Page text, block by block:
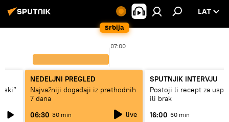
Srbija
LAT
07:00
NEDELJNI PREGLED
Najvažniji događaji iz prethodnih
7 dana
06:30 30 min live
SPUTNJIK INTERVJU
Postoji li recept za
ili brak
16:00 60 min